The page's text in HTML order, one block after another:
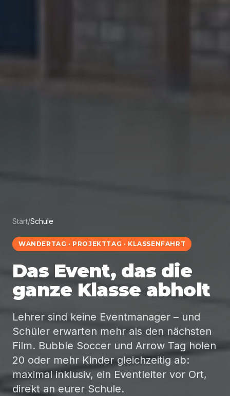
Start/Schule
WANDERTAG · PROJEKTTAG · KLASSENFAHRT
Das Event, das die
ganze Klasse abholt
Lehrer sind keine Eventmanager – und
Schüler erwarten mehr als den nächsten
Film. Bubble Soccer und Arrow Tag holen
20 oder mehr Kinder gleichzeitig ab:
maximal inklusiv, ein Eventleiter vor Ort,
direkt an eurer Schule.